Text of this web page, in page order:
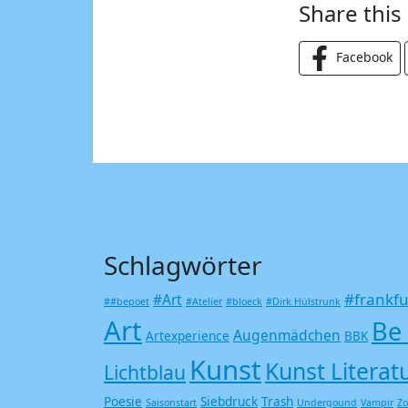
Share
Facebook
Schlagwörter
##bepoet #Art #Atelier #bloeck #Dirk Hülstrunk
Art Artexperience Augenmädchen BBK
Lichtblau Kunst Kunst
Poesie Saisonstart Siebdruck Trash Undergound Vampir